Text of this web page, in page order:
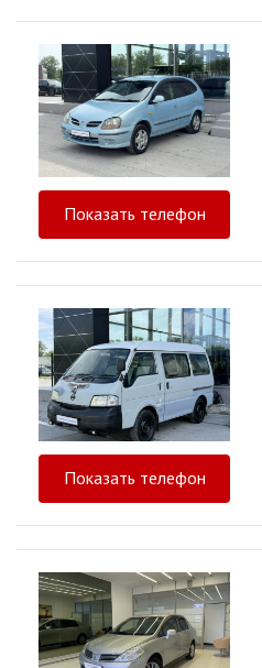
Показать телефон
Показать телефон